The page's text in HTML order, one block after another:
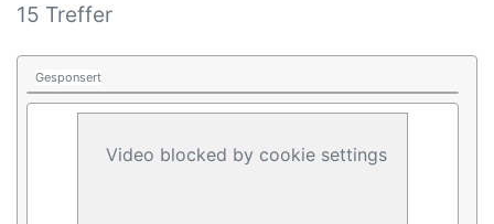
15 Treffer
Gesponsert
Video blocked by cookie settings